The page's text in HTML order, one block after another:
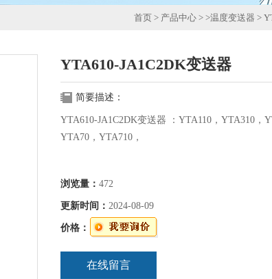
首页 > 产品中心 > >温度变送器 >
YTA610-JA1C2DK变送器
简要描述：
YTA610-JA1C2DK变送器 ：YTA110，YTA310，
YTA70，YTA710，
浏览量： 472
更新时间： 2024-08-09
价格：
在线留言